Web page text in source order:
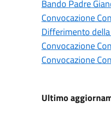
Bando Padre
Convocazione
Differimento
Convocazione
Convocazione
Ultimo